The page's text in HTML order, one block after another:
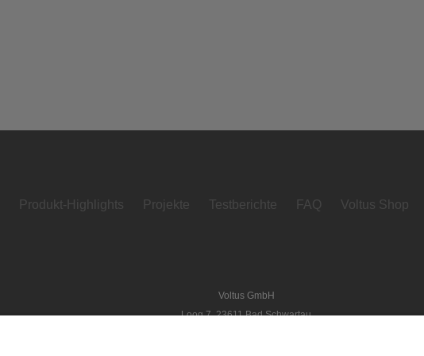
Produkt-Highlights Projekte Testberichte FAQ Voltus Shop
Voltus GmbH
Loog 7, 23611 Bad Schwartau